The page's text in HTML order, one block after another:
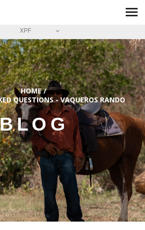
XPF
HOME/
QUESTIONS - VAQUEROS RANDO
BLOG